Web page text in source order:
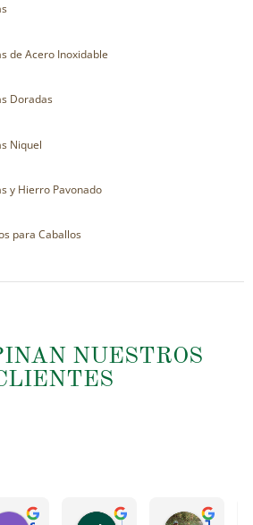
de Acero Inoxidable
Doradas
Niquel
y Hierro Pavonado
para Caballos
NUESTROS